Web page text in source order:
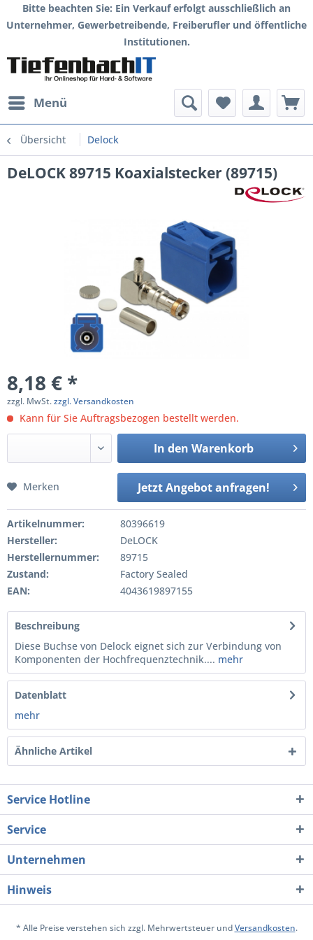
Bitte beachten Sie: Ein Verkauf erfolgt ausschließlich an
Unternehmer, Gewerbetreibende, Freiberufler und öffentliche
Institutionen.
Menü
Übersicht Delock
DeLOCK 89715 Koaxialstecker (89715)
8,18 € *
zzgl. MwSt.zzgl. Versandkosten
Kann für Sie Auftragsbezogen bestellt werden.
In den Warenkorb
Jetzt Angebot anfragen!
Merken
Artikelnummer:
80396619
Hersteller:
DeLOCK
Herstellernummer:
89715
Zustand:
Factory Sealed
EAN:
4043619897155
Beschreibung
Diese Buchse von Delock eignet sich zur Verbindung von
Komponenten der Hochfrequenztechnik.... mehr
Datenblatt
mehr
Ähnliche Artikel
Service Hotline
Service
Unternehmen
Hinweis
* Alle Preise verstehen sich zzgl. Mehrwertsteuer undVersandkosten.